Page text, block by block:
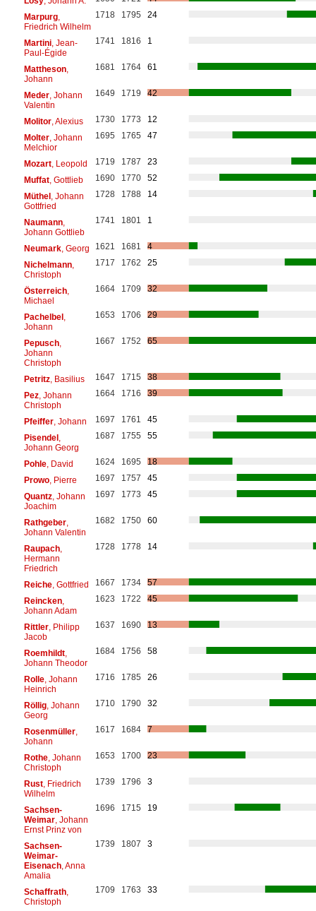
Marpurg,
Friedrich Wilhelm
1718 1795 24
Martini, Jean-
Paul-Égide
1741 1816 1
Mattheson,
Johann
1681 1764 61
Meder, Johann
Valentin
1649 1719 42
Molitor, Alexius 1730 1773
12
Molter, Johann
Melchior
1695 1765 47
Mozart, Leopold 1719 1787
23
Muffat, Gottlieb 1690 1770
52
Müthel, Johann
Gottfried
1728 1788 14
Naumann,
Johann Gottlieb
1741 1801 1
Neumark, Georg 1621 1681
4
Nichelmann,
Christoph
1717 1762 25
Österreich,
Michael
1664 1709 32
Pachelbel,
Johann
1653 1706 29
Pepusch,
Johann
Christoph
1667 1752 65
Petritz, Basilius 1647 1715
38
Pez, Johann
Christoph
1664 1716 39
Pfeiffer, Johann 1697 1761
45
Pisendel,
Johann Georg
1687 1755 55
Pohle, David 1624 1695
18
Prowo, Pierre 1697 1757
45
Quantz, Johann
Joachim
1697 1773 45
Rathgeber,
Johann Valentin
1682 1750 60
Raupach,
Hermann
Friedrich
1728 1778 14
Reiche, Gottfried 1667 1734
57
Reincken,
Johann Adam
1623 1722 45
Rittler, Philipp
Jacob
1637 1690 13
Roemhildt,
Johann Theodor
1684 1756 58
Rolle, Johann
Heinrich
1716 1785 26
Röllig, Johann
Georg
1710 1790 32
Rosenmüller,
Johann
1617 1684 7
Rothe, Johann
Christoph
1653 1700 23
Rust, Friedrich
Wilhelm
1739 1796 3
Sachsen-
Weimar, Johann
Ernst Prinz von
1696 1715 19
Sachsen-
Weimar-
Eisenach, Anna
Amalia
1739 1807 3
Schaffrath,
Christoph
1709 1763 33